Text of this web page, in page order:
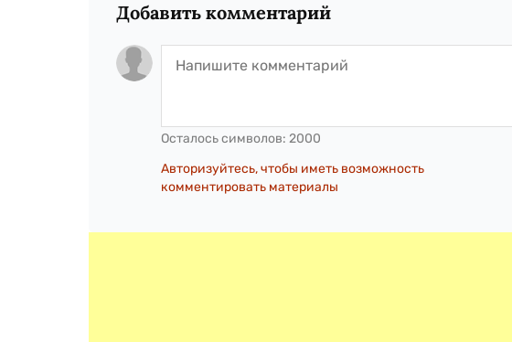
Добавить комментарий
Осталось символов: 2000
Авторизуйтесь, чтобы иметь возможность
комментировать материалы